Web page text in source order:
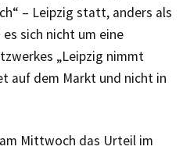
– Leipzig statt, anders als
sich nicht um eine
„Leipzig nimmt
auf dem Markt und nicht in
Mittwoch das Urteil im